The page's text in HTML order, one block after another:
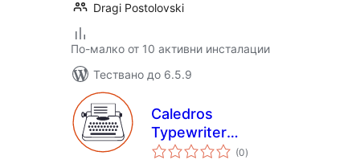
Dragi Postolovski
По-малко от 10 активни инсталации
Тествано до 6.5.9
Caledros
Typewriter
Animator
(0общо
оценки
)